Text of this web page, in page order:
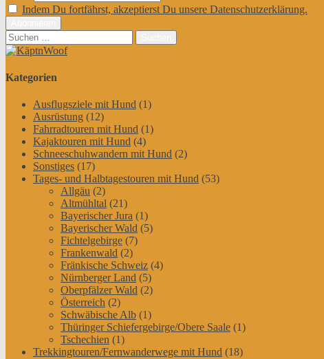
Indem Du fortfährst, akzeptierst Du unsere Datenschutzerklärung.
Suchen
nach:
Kategorien
Ausflugsziele mit Hund (1)
Ausrüstung (12)
Fahrradtouren mit Hund (1)
Kajaktouren mit Hund (4)
Schneeschuhwandern mit Hund (2)
Sonstiges (17)
Tages- und Halbtagestouren mit Hund (53)
Allgäu (2)
Altmühltal (21)
Bayerischer Jura (1)
Bayerischer Wald (5)
Fichtelgebirge (7)
Frankenwald (2)
Fränkische Schweiz (4)
Nürnberger Land (5)
Oberpfälzer Wald (2)
Österreich (2)
Schwäbische Alb (1)
Thüringer Schiefergebirge/Obere Saale (1)
Tschechien (1)
Trekkingtouren/Fernwanderwege mit Hund (18)